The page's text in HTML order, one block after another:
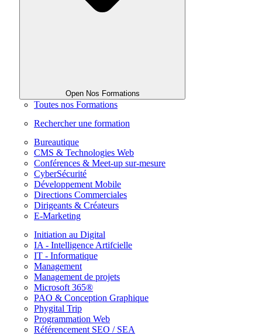
Open Nos Formations
Toutes nos Formations
Rechercher une formation
Bureautique
CMS & Technologies Web
Conférences & Meet-up sur-mesure
CyberSécurité
Développement Mobile
Directions Commerciales
Dirigeants & Créateurs
E-Marketing
Initiation au Digital
IA - Intelligence Artifcielle
IT - Informatique
Management
Management de projets
Microsoft 365®
PAO & Conception Graphique
Phygital Trip
Programmation Web
Référencement SEO / SEA